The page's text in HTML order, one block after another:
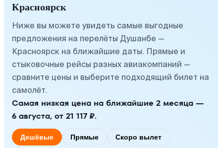
Красноярск
Ниже вы можете увидеть самые выгодные
предложения на перелёты Душанбе —
Красноярск на ближайшие даты. Прямые и
стыковочные рейсы разных авиакомпаний —
сравните цены и выберите подходящий билет на
самолёт.
Самая низкая цена на ближайшие 2 месяца —
6 августа, от 21 117 ₽.
Дешёвые Прямые Скоро вылет